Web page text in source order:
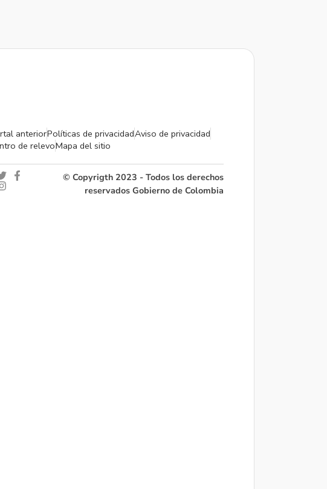
anteriorPolíticas de privacidadAviso de privacidad
de relevoMapa del sitio
© Copyrigth 2023 - Todos los derechos
reservados Gobierno de Colombia